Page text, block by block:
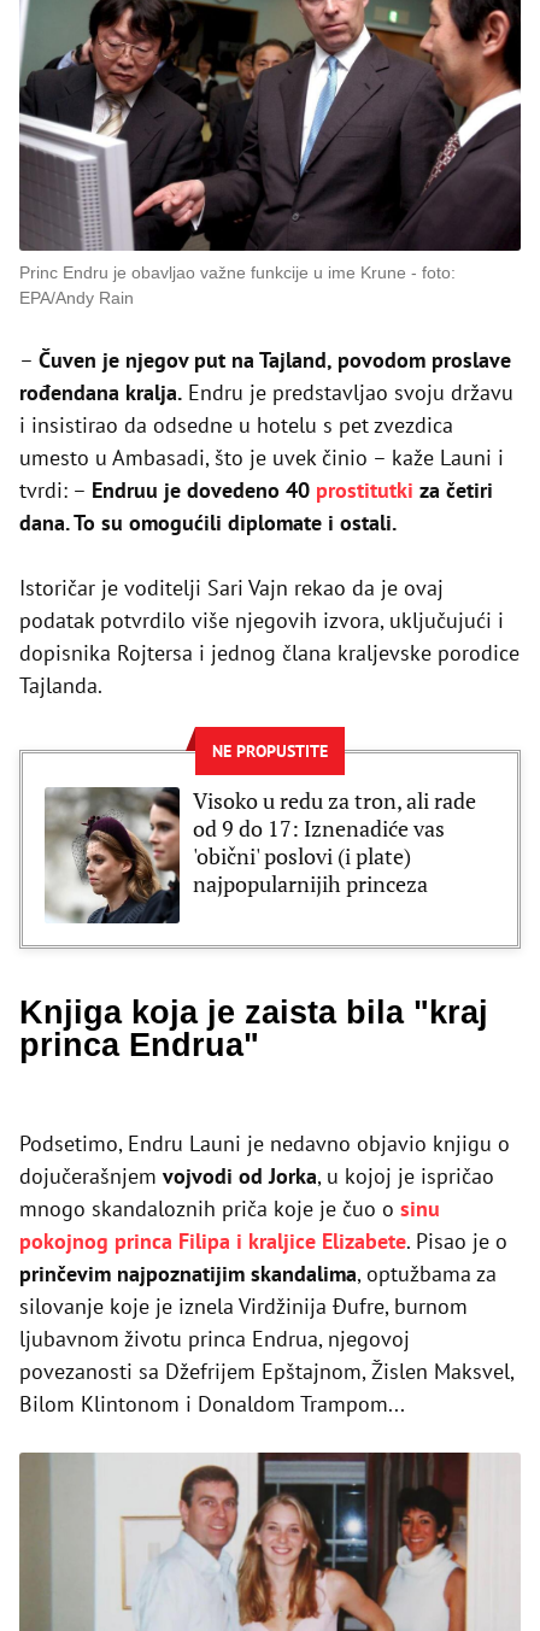
Princ Endru je obavljao važne funkcije u ime Krune
foto:
EPA/Andy Rain
– Čuven je njegov put na Tajland, povodom proslave
rođendana kralja. Endru je predstavljao svoju državu
i insistirao da odsedne u hotelu s pet zvezdica
umesto u Ambasadi, što je uvek činio – kaže Launi i
tvrdi: – Endruu je dovedeno 40 prostitutki za četiri
dana. To su omogućili diplomate i ostali.
Istoričar je voditelji Sari Vajn rekao da je ovaj
podatak potvrdilo više njegovih izvora, uključujući i
dopisnika Rojtersa i jednog člana kraljevske porodice
Tajlanda.
NE PROPUSTITE
Visoko u redu za tron, ali rade
od 9 do 17: Iznenadiće vas
'obični' poslovi (i plate)
najpopularnijih princeza
Knjiga koja je zaista bila "kraj
princa Endrua"
Podsetimo, Endru Launi je nedavno objavio knjigu o
dojučerašnjem vojvodi od Jorka, u kojoj je ispričao
mnogo skandaloznih priča koje je čuo o sinu
pokojnog princa Filipa i kraljice Elizabete. Pisao je o
prinčevim najpoznatijim skandalima, optužbama za
silovanje koje je iznela Virdžinija Đufre, burnom
ljubavnom životu princa Endrua, njegovoj
povezanosti sa Džefrijem Epštajnom, Žislen Maksvel,
Bilom Klintonom i Donaldom Trampom...